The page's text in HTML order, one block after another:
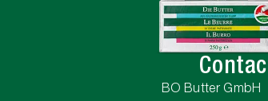
BO Butter GmbH